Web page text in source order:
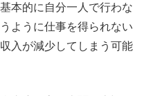
本的に自分一人で行わな
ように仕事を得られない
入が減少してしまう可能